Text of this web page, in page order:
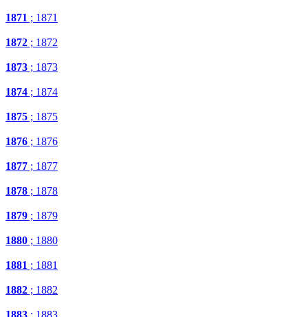
1871 ; 1871
1872 ; 1872
1873 ; 1873
1874 ; 1874
1875 ; 1875
1876 ; 1876
1877 ; 1877
1878 ; 1878
1879 ; 1879
1880 ; 1880
1881 ; 1881
1882 ; 1882